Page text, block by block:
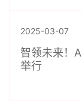
2025-03-07
智领未来！
举行